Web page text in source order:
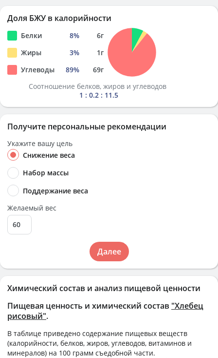
Химический состав и анализ пищевой ценности
Пищевая ценность и химический состав "Хлебец
рисовый".
В таблице приведено содержание пищевых веществ
(калорийности, белков, жиров, углеводов, витаминов и
минералов) на 100 грамм съедобной части.
Доля БЖУ в калорийности
Белки 8% 6г
Жиры
3% 1г
Углеводы
89% 69г
Соотношение белков, жиров и углеводов
1 : 0.2 : 11.5
Получите персональные рекомендации
Укажите вашу цель
Снижение веса
Набор массы
Поддержание веса
Желаемый вес
Далее